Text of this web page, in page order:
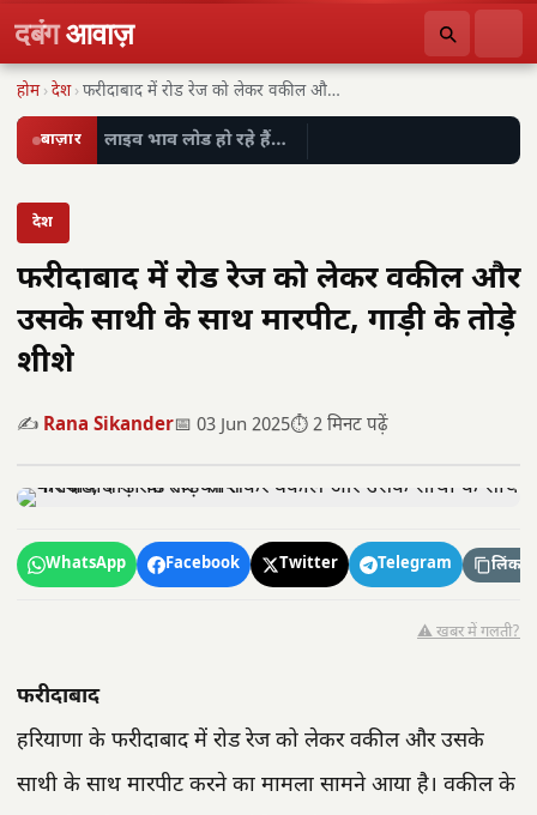
दबंगआवाज़
होम ›देश › फरीदाबाद में रोड रेज को लेकर वकील और…
बाज़ार लाइव भाव लोड हो रहे हैं…
देश
फरीदाबाद में रोड रेज को लेकर वकील और
उसके साथी के साथ मारपीट, गाड़ी के तोड़े
शीशे
✍️ Rana Sikander📅 03 Jun 2025⏱️ 2 मिनट पढ़ें
WhatsApp Facebook Twitter Telegram लिंक
⚠️ खबर में गलती?
फरीदाबाद
हरियाणा के फरीदाबाद में रोड रेज को लेकर वकील और उसके
साथी के साथ मारपीट करने का मामला सामने आया है। वकील के